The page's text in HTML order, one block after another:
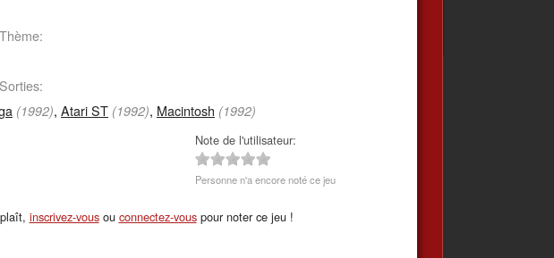
Thème:
Sorties:
(1992), Atari ST (1992), Macintosh (1992)
Note de l'utilisateur:
Personne n'a encore noté ce jeu
inscrivez-vousou connectez-vouspour noter ce jeu !